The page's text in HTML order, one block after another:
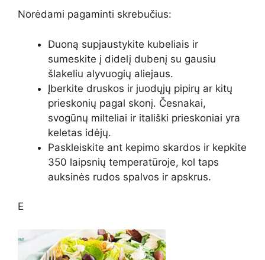
Norėdami pagaminti skrebučius:
Duoną supjaustykite kubeliais ir
sumeskite į didelį dubenį su gausiu
šlakeliu alyvuogių aliejaus.
Įberkite druskos ir juodųjų pipirų ar kitų
prieskonių pagal skonį. Česnakai,
svogūnų milteliai ir itališki prieskoniai yra
keletas idėjų.
Paskleiskite ant kepimo skardos ir kepkite
350 laipsnių temperatūroje, kol taps
auksinės rudos spalvos ir apskrus.
E